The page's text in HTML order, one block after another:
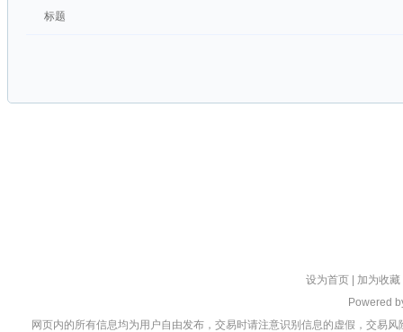
标题
设为首页 加为收藏
Powered
网页内的所有信息均为用户自由发布，交易时请注意识别信息的虚假，交易